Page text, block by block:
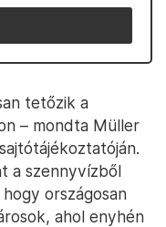
tetőzik a
– mondta Müller
a szennyvízből
országosan
ahol enyhén